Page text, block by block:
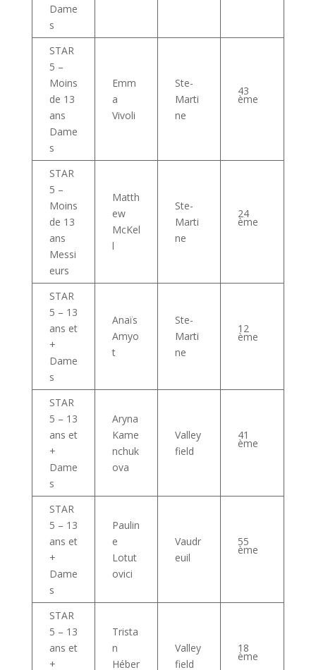
Dame
s
STAR
5 –
Moins
de 13
ans
Dame
s
Emm
a
Vivoli
Ste-
Marti
ne
43
ème
STAR
5 –
Moins
de 13
ans
Messi
eurs
Matth
ew
McKel
l
Ste-
Marti
ne
24
ème
STAR
5 – 13
ans et
+
Dame
s
Anaïs
Amyo
t
Ste-
Marti
ne
12
ème
STAR
5 – 13
ans et
+
Dame
s
Aryna
Kame
nchuk
ova
Valley
field
41
ème
STAR
5 – 13
ans et
+
Dame
s
Paulin
e
Lotut
ovici
Vaudr
euil
55
ème
STAR
5 – 13
ans et
+
Trista
n
Héber
Valley
field
18
ème